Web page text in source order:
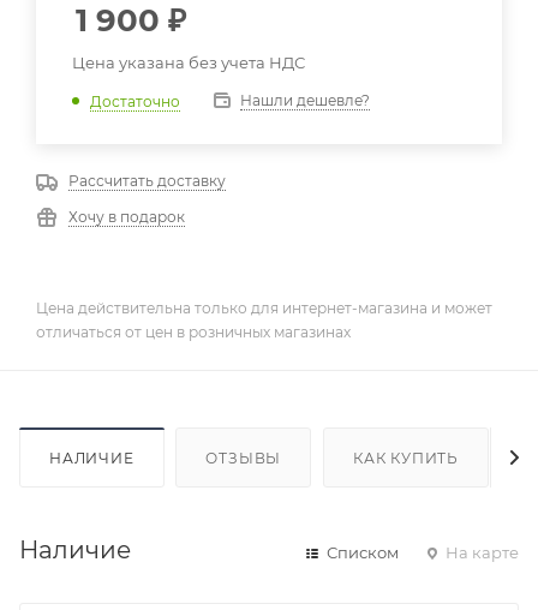
1 900 ₽
Цена указана без учета НДС
Достаточно Нашли дешевле?
Рассчитать доставку
Хочу в подарок
Цена действительна только для интернет-магазина и может
отличаться от цен в розничных магазинах
НАЛИЧИЕ ОТЗЫВЫ КАК КУПИТЬ
Наличие Списком На карте